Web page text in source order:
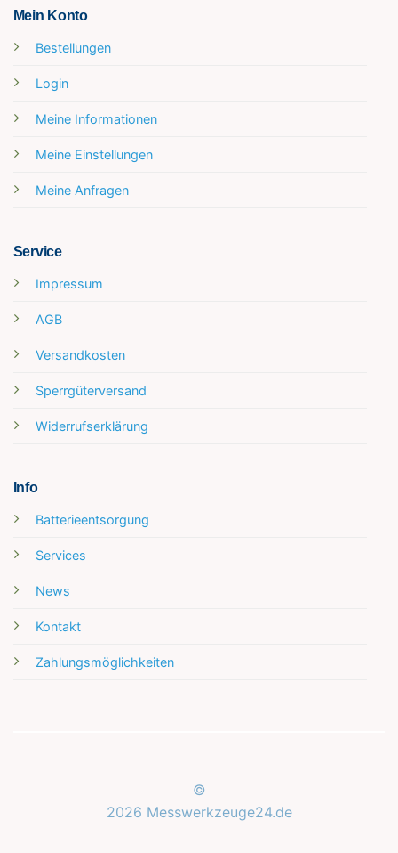
Mein Konto
Bestellungen
Login
Meine Informationen
Meine Einstellungen
Meine Anfragen
Service
Impressum
AGB
Versandkosten
Sperrgüterversand
Widerrufserklärung
Info
Batterieentsorgung
Services
News
Kontakt
Zahlungsmöglichkeiten
©
2026 Messwerkzeuge24.de